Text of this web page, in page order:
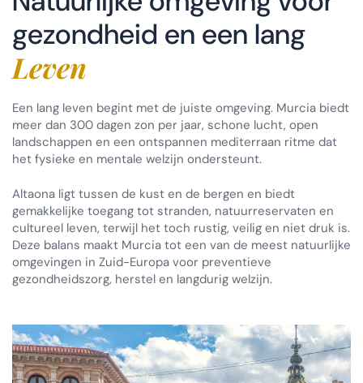
gezondheid en een lang
Leven
Een lang leven begint met de juiste omgeving. Murcia biedt
meer dan 300 dagen zon per jaar, schone lucht, open
landschappen en een ontspannen mediterraan ritme dat
het fysieke en mentale welzijn ondersteunt.
Altaona ligt tussen de kust en de bergen en biedt
gemakkelijke toegang tot stranden, natuurreservaten en
cultureel leven, terwijl het toch rustig, veilig en niet druk is.
Deze balans maakt Murcia tot een van de meest natuurlijke
omgevingen in Zuid-Europa voor preventieve
gezondheidszorg, herstel en langdurig welzijn.